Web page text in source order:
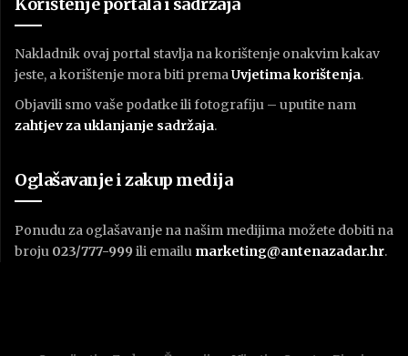
Nakladnik ovaj portal stavlja na korištenje onakvim kakav
jeste, a korištenje mora biti premaUvjetima korištenja.
Objavili smo vaše podatke ili fotografiju – uputite nam
zahtjev za uklanjanje sadržaja.
Oglašavanje i zakup medija
Ponudu za oglašavanje na našim medijima možete dobiti na
broju 023/777-999 ili emailu marketing@antenazadar.hr.